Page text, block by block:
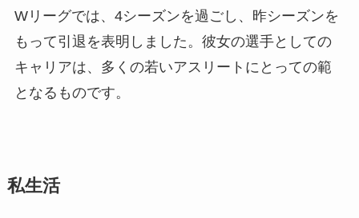
Wリーグでは、4シーズンを過ごし、昨シーズンを
もって引退を表明しました。彼女の選手としての
キャリアは、多くの若いアスリートにとっての範
となるものです。
私生活